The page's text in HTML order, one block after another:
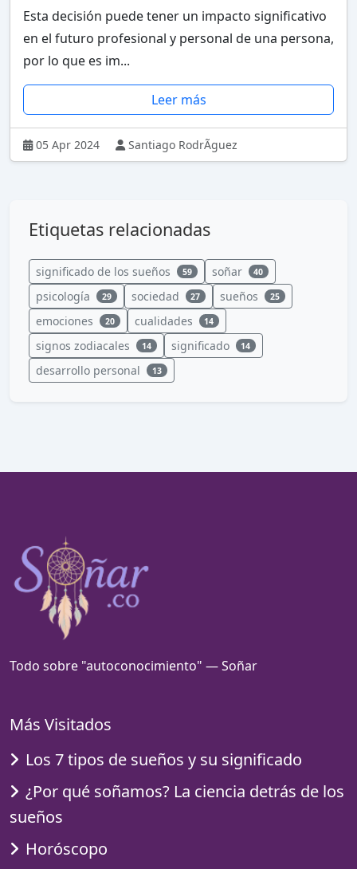
Esta decisión puede tener un impacto significativo
en el futuro profesional y personal de una persona,
por lo que es im...
Leer más
05 Apr 2024 Santiago RodrÃ­guez
Etiquetas relacionadas
significado de los sueños 59 soñar 40
psicología 29 sociedad 27 sueños 25
emociones 20 cualidades 14
signos zodiacales 14 significado 14
desarrollo personal 13
Todo sobre "autoconocimiento" — Soñar
Más Visitados
Los 7 tipos de sueños y su significado
¿Por qué soñamos? La ciencia detrás de los
sueños
Horóscopo